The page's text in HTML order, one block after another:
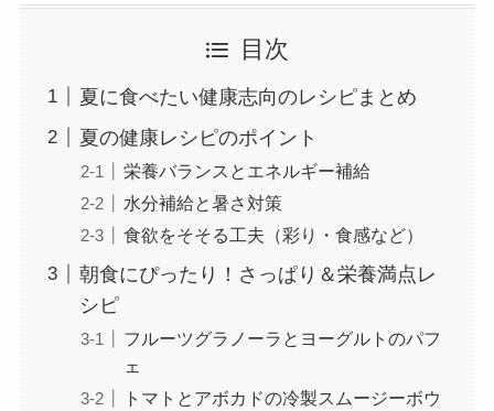
目次
夏に食べたい健康志向のレシピまとめ
夏の健康レシピのポイント
栄養バランスとエネルギー補給
水分補給と暑さ対策
食欲をそそる工夫（彩り・食感など）
朝食にぴったり！さっぱり＆栄養満点レ
シピ
フルーツグラノーラとヨーグルトのパフ
ェ
トマトとアボカドの冷製スムージーボウ